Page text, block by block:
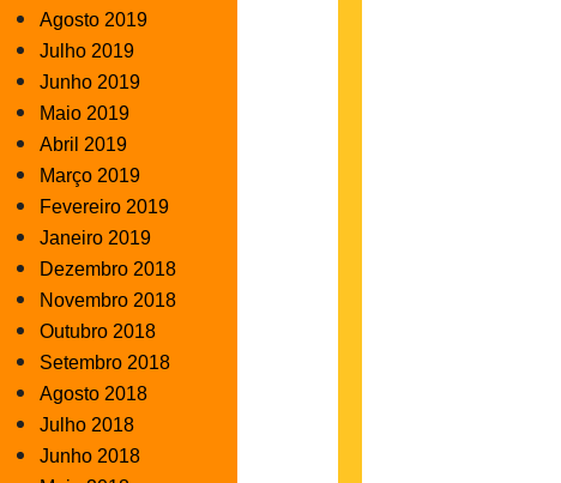
Agosto 2019
Julho 2019
Junho 2019
Maio 2019
Abril 2019
Março 2019
Fevereiro 2019
Janeiro 2019
Dezembro 2018
Novembro 2018
Outubro 2018
Setembro 2018
Agosto 2018
Julho 2018
Junho 2018